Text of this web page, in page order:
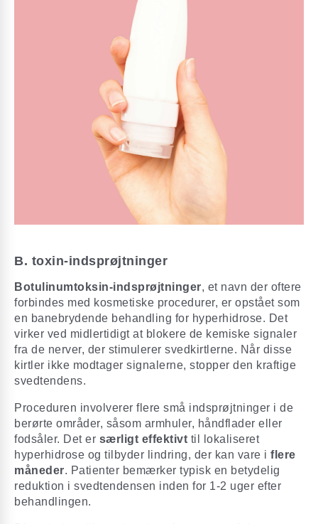
B. toxin-indsprøjtninger
Botulinumtoksin-indsprøjtninger, et navn der oftere
forbindes med kosmetiske procedurer, er opstået som
en banebrydende behandling for hyperhidrose. Det
virker ved midlertidigt at blokere de kemiske signaler
fra de nerver, der stimulerer svedkirtlerne. Når disse
kirtler ikke modtager signalerne, stopper den kraftige
svedtendens.
Proceduren involverer flere små indsprøjtninger i de
berørte områder, såsom armhuler, håndflader eller
fodsåler. Det er særligt effektivt til lokaliseret
hyperhidrose og tilbyder lindring, der kan vare i flere
måneder. Patienter bemærker typisk en betydelig
reduktion i svedtendensen inden for 1-2 uger efter
behandlingen.